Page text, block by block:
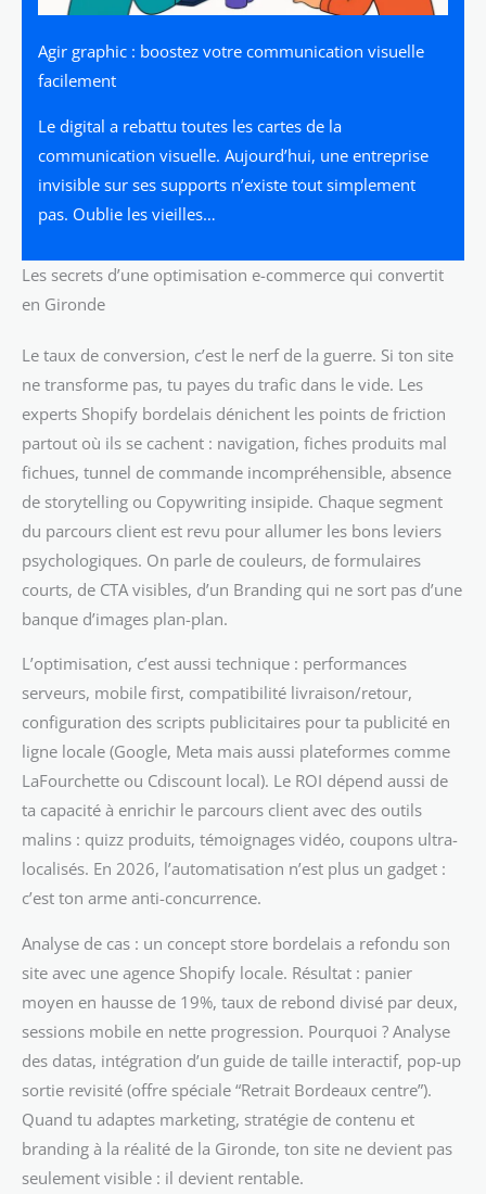
Agir graphic : boostez votre communication visuelle
facilement
Le digital a rebattu toutes les cartes de la
communication visuelle. Aujourd’hui, une entreprise
invisible sur ses supports n’existe tout simplement
pas. Oublie les vieilles…
Les secrets d’une optimisation e-commerce qui convertit
en Gironde
Le taux de conversion, c’est le nerf de la guerre. Si ton site
ne transforme pas, tu payes du trafic dans le vide. Les
experts Shopify bordelais dénichent les points de friction
partout où ils se cachent : navigation, fiches produits mal
fichues, tunnel de commande incompréhensible, absence
de storytelling ou Copywriting insipide. Chaque segment
du parcours client est revu pour allumer les bons leviers
psychologiques. On parle de couleurs, de formulaires
courts, de CTA visibles, d’un Branding qui ne sort pas d’une
banque d’images plan-plan.
L’optimisation, c’est aussi technique : performances
serveurs, mobile first, compatibilité livraison/retour,
configuration des scripts publicitaires pour ta publicité en
ligne locale (Google, Meta mais aussi plateformes comme
LaFourchette ou Cdiscount local). Le ROI dépend aussi de
ta capacité à enrichir le parcours client avec des outils
malins : quizz produits, témoignages vidéo, coupons ultra-
localisés. En 2026, l’automatisation n’est plus un gadget :
c’est ton arme anti-concurrence.
Analyse de cas : un concept store bordelais a refondu son
site avec une agence Shopify locale. Résultat : panier
moyen en hausse de 19%, taux de rebond divisé par deux,
sessions mobile en nette progression. Pourquoi ? Analyse
des datas, intégration d’un guide de taille interactif, pop-up
sortie revisité (offre spéciale “Retrait Bordeaux centre”).
Quand tu adaptes marketing, stratégie de contenu et
branding à la réalité de la Gironde, ton site ne devient pas
seulement visible : il devient rentable.